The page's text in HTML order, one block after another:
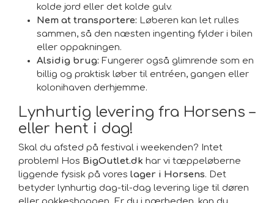
kolde jord eller det kolde gulv.
Nem at transportere: Løberen kan let rulles
sammen, så den næsten ingenting fylder i bilen
eller oppakningen.
Alsidig brug: Fungerer også glimrende som en
billig og praktisk løber til entréen, gangen eller
kolonihaven derhjemme.
Lynhurtig levering fra Horsens –
eller hent i dag!
Skal du afsted på festival i weekenden? Intet
problem! Hos BigOutlet.dk har vi tæppeløberne
liggende fysisk på vores lager i Horsens. Det
betyder lynhurtig dag-til-dag levering lige til døren